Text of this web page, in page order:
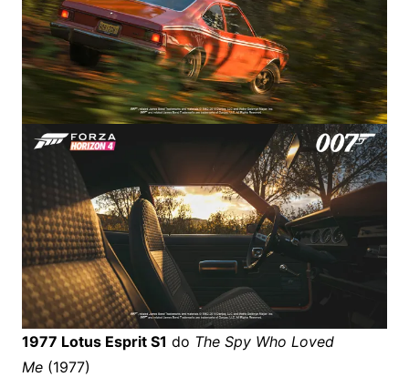
1977 Lotus Esprit S1 do The Spy Who Loved
Me(1977)